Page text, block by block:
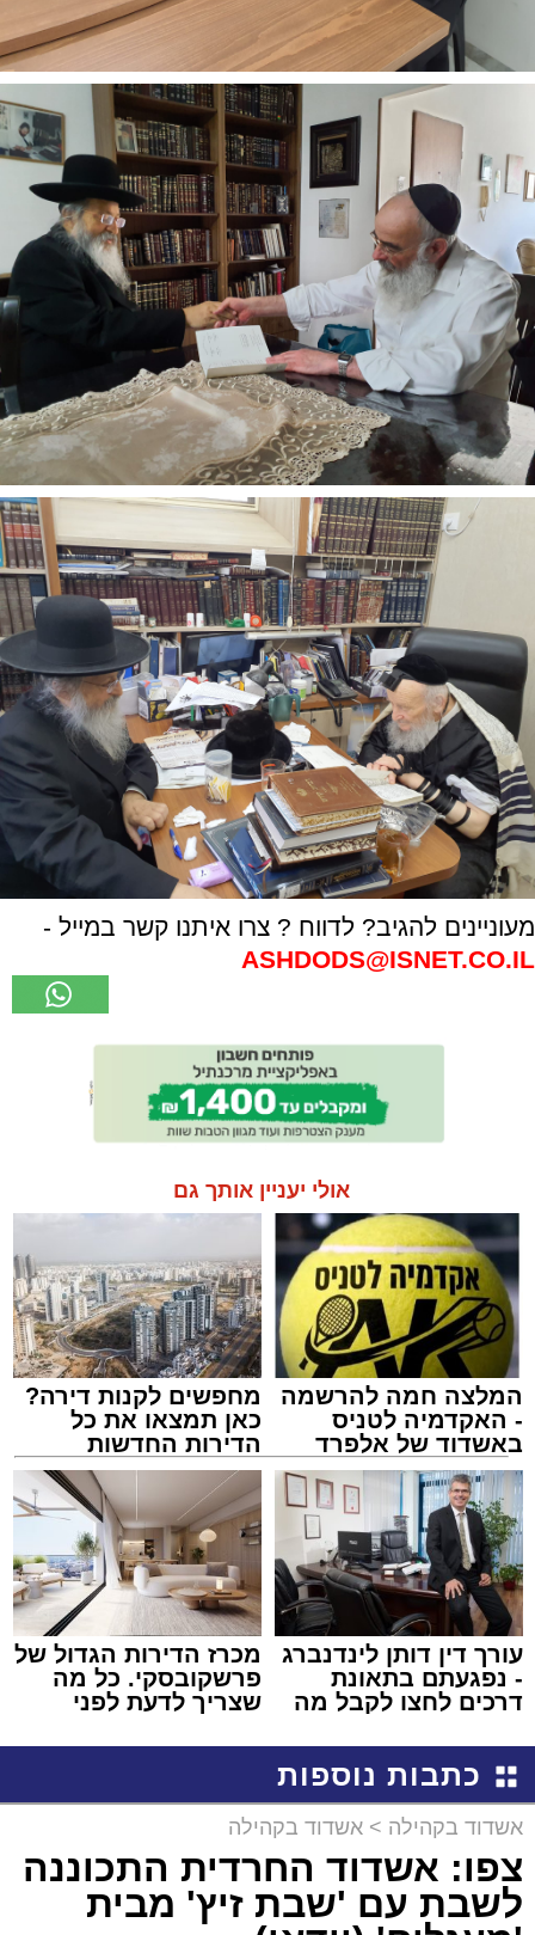
מעוניינים להגיב? לדווח ? צרו איתנו קשר במייל -
ASHDODS@ISNET.CO.IL
אולי יעניין אותך גם
המלצה חמה להרשמה
- האקדמיה לטניס
באשדוד של אלפרד
קריאולנסקי - לילדים
מחפשים לקנות דירה?
כאן תמצאו את כל
הדירות החדשות
למכירה באשדוד >>>
עורך דין דותן לינדנברג
- נפגעתם בתאונת
דרכים לחצו לקבל מה
מכרז הדירות הגדול של
פרשקובסקי. כל מה
שצריך לדעת לפני
באשדוד
כתבות נוספות
אשדוד בקהילה > אשדוד בקהילה
צפו: אשדוד החרדית התכוננה
לשבת עם 'שבת זיץ' מבית